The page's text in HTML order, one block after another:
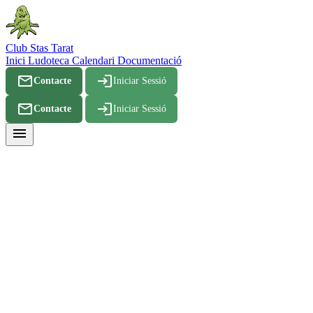
Club Stas Tarat
Inici Ludoteca Calendari Documentació
mail_outlineContacte loginIniciar Sessió
mail_outlineContacte loginIniciar Sessió
menu